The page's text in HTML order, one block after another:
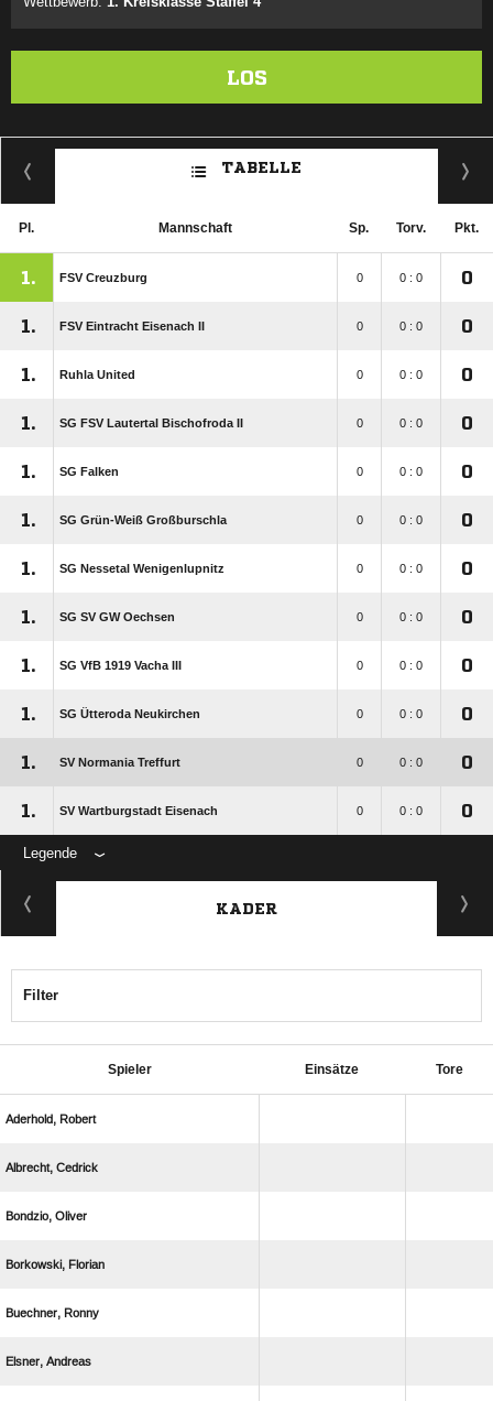
LOS
TABELLE
Pl. Mannschaft Sp. Torv. Pkt.
1. FSV Creuzburg 0 0 : 0 0
1. FSV Eintracht Eisenach II 0 0 : 0 0
1. Ruhla United 0 0 : 0 0
1. SG FSV Lautertal Bischofroda II 0 0 : 0 0
1. SG Falken 0 0 : 0 0
1. SG Grün-Weiß Großburschla 0 0 : 0 0
1. SG Nessetal Wenigenlupnitz 0 0 : 0 0
1. SG SV GW Oechsen 0 0 : 0 0
1. SG VfB 1919 Vacha III 0 0 : 0 0
1. SG Ütteroda Neukirchen 0 0 : 0 0
1. SV Normania Treffurt 0 0 : 0 0
1. SV Wartburgstadt Eisenach 0 0 : 0 0
Legende
KADER
Filter
Spieler Einsätze Tore
 
 
 
 
 
 